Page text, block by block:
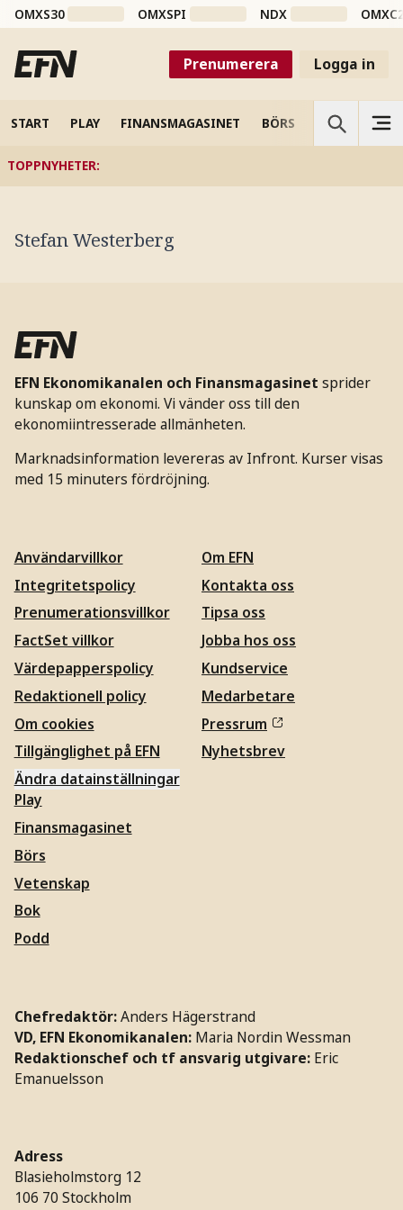
OMXS30 OMXSPI NDX
Prenumerera Logga in
START PLAY FINANSMAGASINET BÖRS VETENSKAP
TOPPNYHETER:
Stefan Westerberg
EFN Ekonomikanalen och Finansmagasinet sprider
kunskap om ekonomi. Vi vänder oss till den
ekonomiintresserade allmänheten.
Marknadsinformation levereras av Infront. Kurser visas
med 15 minuters fördröjning.
Användarvillkor
Integritetspolicy
Prenumerationsvillkor
FactSet villkor
Värdepapperspolicy
Redaktionell policy
Om cookies
Tillgänglighet på EFN
Ändra datainställningar
Om EFN
Kontakta oss
Tipsa oss
Jobba hos oss
Kundservice
Medarbetare
Pressrum
Nyhetsbrev
Play
Finansmagasinet
Börs
Vetenskap
Bok
Podd
Chefredaktör:Anders Hägerstrand
VD, EFN Ekonomikanalen: Maria Nordin Wessman
Redaktionschef och tf ansvarig utgivare: Eric
Emanuelsson
Adress
Blasieholmstorg 12
106 70 Stockholm